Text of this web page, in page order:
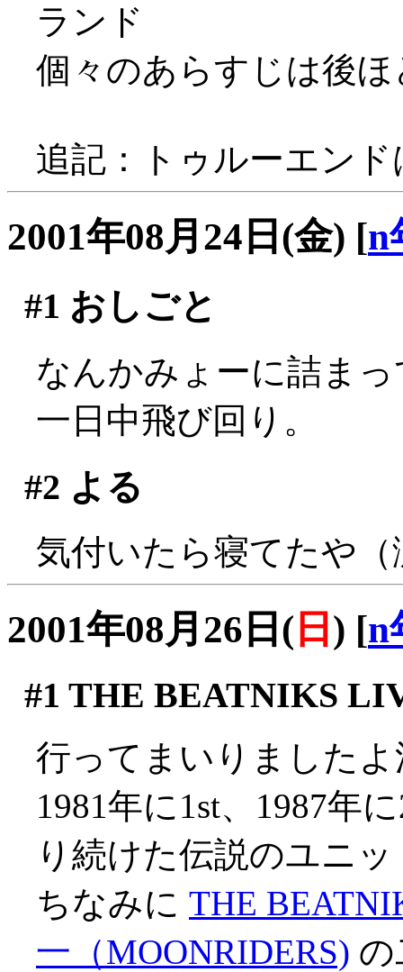
ランド
個々のあらすじは後ほ
追記：トゥルーエン
2001年08月24日(金) [n
#1 おしごと
なんかみょーに詰ま
一日中飛び回り。
#2 よる
気付いたら寝てたや（
2001年08月26日( 日 ) [n
#1 THE BEATNIKS
行ってまいりました
1981年に1st、1987年
り続けた伝説のユニ
ちなみに THE
一（MOONRIDERS)